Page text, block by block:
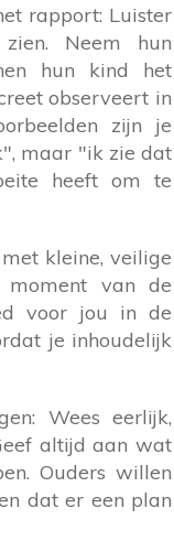
rapport: Luister
Neem hun
hun kind het
observeert in
zijn je
maar "ik zie dat
heeft om te
kleine, veilige
van de
voor jou in de
je inhoudelijk
Wees eerlijk,
altijd aan wat
Ouders willen
dat er een plan